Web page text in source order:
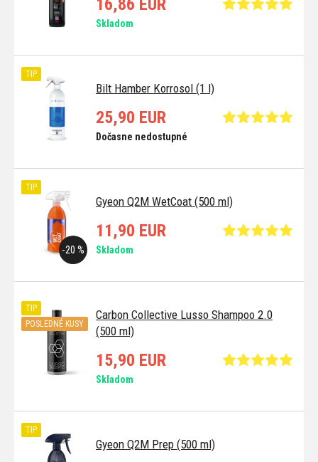
16,86 EUR
Skladom
Bilt Hamber Korrosol (1 l)
TIP
25,90 EUR
Dočasne nedostupné
Gyeon Q2M WetCoat (500 ml)
-20 %
TIP
11,90 EUR
Skladom
Carbon Collective Lusso Shampoo 2.0
(500 ml)
TIP
POSLEDNÉ KUSY
15,90 EUR
Skladom
Gyeon Q2M Prep (500 ml)
TIP